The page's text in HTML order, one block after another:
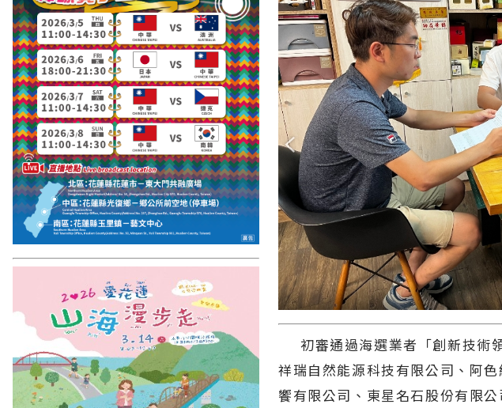
初審通過海選業者「創新技術
祥瑞自然能源科技有限公司、阿
饗有限公司、東星名石股份有限